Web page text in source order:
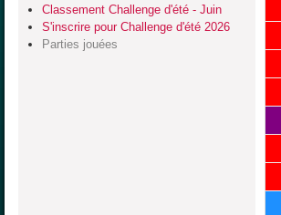
Classement Challenge d'été - Juin
S'inscrire pour Challenge d'été 2026
Parties jouées